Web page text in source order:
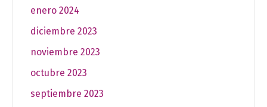
enero 2024
diciembre 2023
noviembre 2023
octubre 2023
septiembre 2023